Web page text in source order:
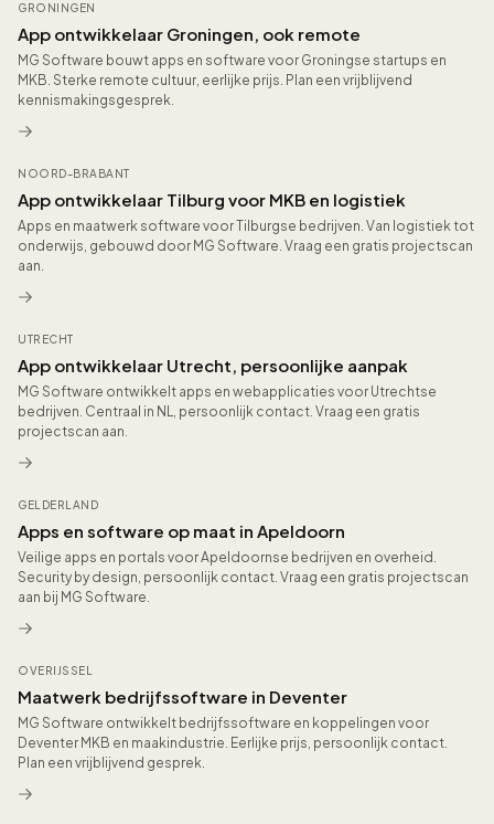
GRONINGEN
App ontwikkelaar Groningen, ook remote
MG Software bouwt apps en software voor Groningse startups en
MKB. Sterke remote cultuur, eerlijke prijs. Plan een vrijblijvend
kennismakingsgesprek.
NOORD-BRABANT
App ontwikkelaar Tilburg voor MKB en logistiek
Apps en maatwerk software voor Tilburgse bedrijven. Van logistiek tot
onderwijs, gebouwd door MG Software. Vraag een gratis projectscan
aan.
UTRECHT
App ontwikkelaar Utrecht, persoonlijke aanpak
MG Software ontwikkelt apps en webapplicaties voor Utrechtse
bedrijven. Centraal in NL, persoonlijk contact. Vraag een gratis
projectscan aan.
GELDERLAND
Apps en software op maat in Apeldoorn
Veilige apps en portals voor Apeldoornse bedrijven en overheid.
Security by design, persoonlijk contact. Vraag een gratis projectscan
aan bij MG Software.
OVERIJSSEL
Maatwerk bedrijfssoftware in Deventer
MG Software ontwikkelt bedrijfssoftware en koppelingen voor
Deventer MKB en maakindustrie. Eerlijke prijs, persoonlijk contact.
Plan een vrijblijvend gesprek.